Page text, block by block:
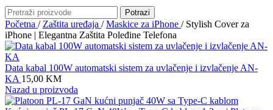
Potrazi
Početna / Zaštita uređaja / Maskice za iPhone / Stylish Cover za
iPhone | Elegantna Zaštita Poleđine Telefona
Data kabal 100W automatski sistem za uvlačenje i izvlačenje AN-
KA 15,00 KM
Nazad u proizvoda